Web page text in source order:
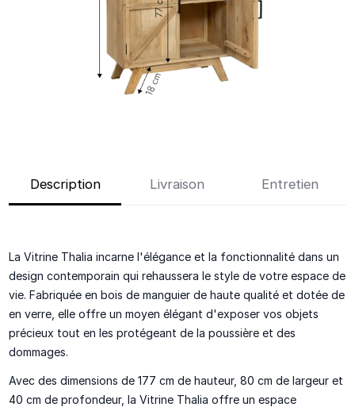
Description Livraison Entretien
La Vitrine Thalia incarne l'élégance et la fonctionnalité dans un
design contemporain qui rehaussera le style de votre espace de
vie. Fabriquée en bois de manguier de haute qualité et dotée de
en verre, elle offre un moyen élégant d'exposer vos objets
précieux tout en les protégeant de la poussière et des
dommages.
Avec des dimensions de 177 cm de hauteur, 80 cm de largeur et
40 cm de profondeur, la Vitrine Thalia offre un espace